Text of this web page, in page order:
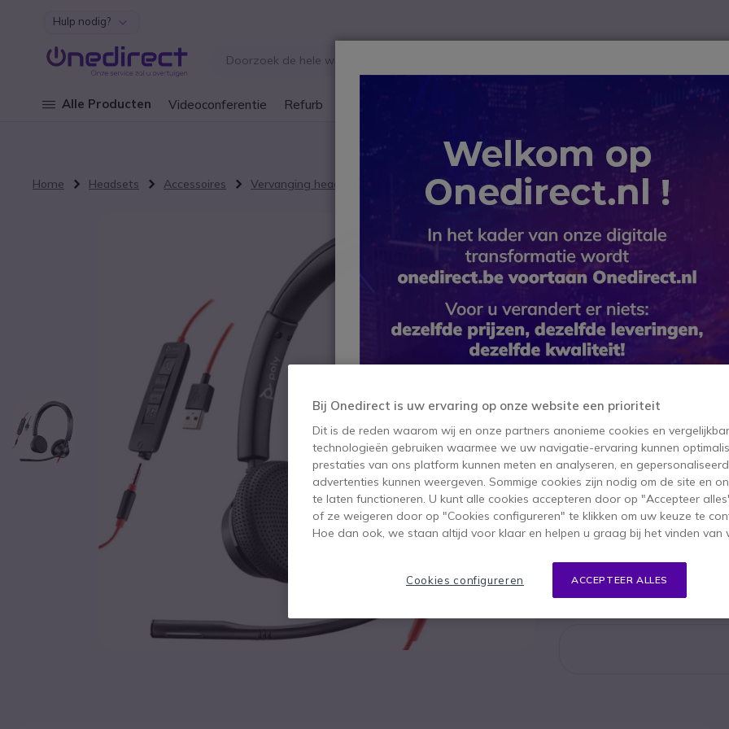
Ga naar de inhoud
Hulp nodig?
Alle Producten Videoconferentie Refurb Waarom
B2B-webshop – Minimale bestelwaarde: 300 € (excl. btw)
Home Headsets Accessoires Vervanging headsets en onderdelen Poly Blackwire 3325 USB-A MS
Poly
SKU PLB3325USBAJM // Referentie
Duo bedrade headset
akoestische
5 van 1 Reviews
Dit product wordt niet
Adapter USB-C/A
Poly
USB-C/
58,25 €
Bij Onedirect is uw ervaring op onze website een prioriteit
Dit is de reden waarom wij en onze partners anonieme cookies en
technologieën gebruiken waarmee we uw navigatie-ervaring kunnen
prestaties van ons platform kunnen meten en analyseren, en
advertenties kunnen weergeven. Sommige cookies zijn nodig om de site en
te laten functioneren. U kunt alle cookies accepteren door op "Accepteer
of ze weigeren door op "Cookies configureren" te klikken om uw keuze te
Hoe dan ook, we staan altijd voor klaar en helpen u graag bij het vinden van
ACCEPTEER ALLES
Cookies configureren